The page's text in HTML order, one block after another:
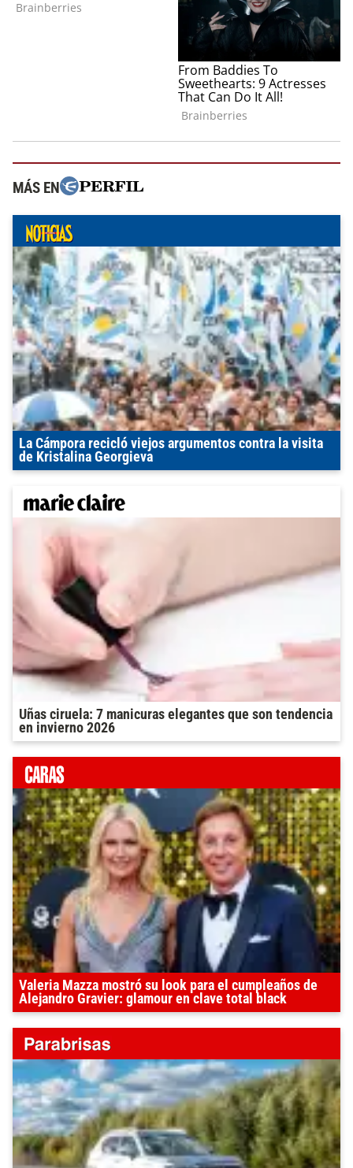
MÁS EN
La Cámpora recicló viejos argumentos contra la visita
de Kristalina Georgieva
Uñas ciruela: 7 manicuras elegantes que son tendencia
en invierno 2026
Valeria Mazza mostró su look para el cumpleaños de
Alejandro Gravier: glamour en clave total black